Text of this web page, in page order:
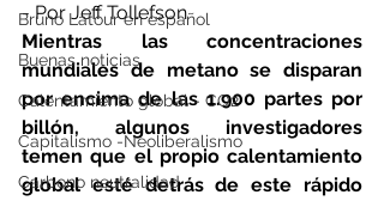
Bruno Latour en español
Buenas noticias
Calentamiento global - CO2
Capitalismo -Neoliberalismo
Carbono neutralidad
- Por Jeff Tollefson
Mientras las concentraciones
mundiales de metano se disparan
por encima de las 1.900 partes por
billón, algunos investigadores
temen que el propio calentamiento
global esté detrás de este rápido